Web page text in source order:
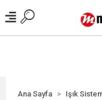
Ana Sayfa Işık